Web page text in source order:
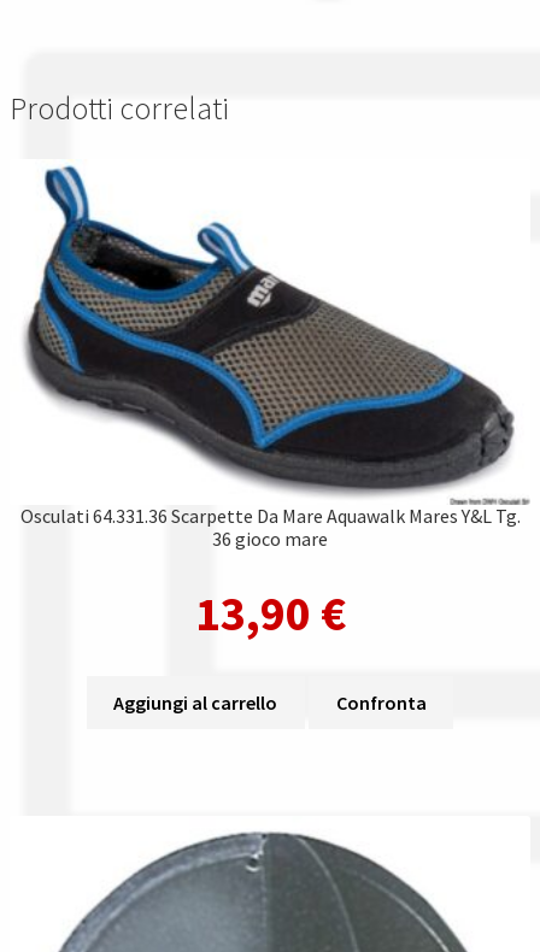
Prodotti correlati
Osculati 64.331.36 Scarpette Da Mare Aquawalk Mares Y&L Tg.
36 gioco mare
13,90 €
Aggiungi al carrello Confronta